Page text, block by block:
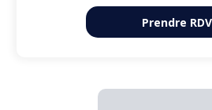
Prendre RDV